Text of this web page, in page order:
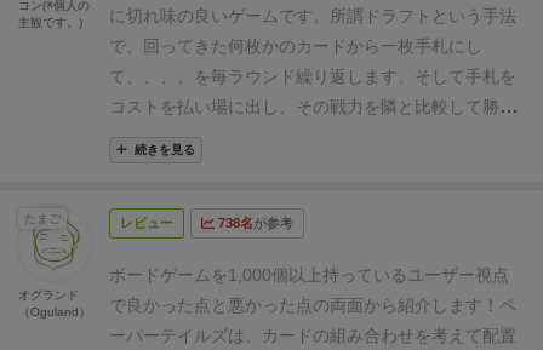
の戦争』『収入の獲得』『建設』といったフェーズを
経て、お金や得点を入手します。 この一連の流れを4
ラウンド繰り返し、最終的に得点が最も高かったユー
ザーの勝利となります。 基本的には戦略に基づいてユ
ニットを配置するのが主ですが、ユニットはラウンド
が経過すると『経年』により廃棄されてしまうので、
していく感覚も味わえ、とても楽しいです。
固まってきてしまうのがネックでしょうか。発売が決
まっている拡張セットで、戦略の幅がさらに広がれば
と思います。ゲーム自体は比較的シンプルですが、綺
に切れ味の良いゲームです。
所謂ドラフトという手法
で、回ってきた何枚かのカードから一枚手札にし
て、、、、を毎ラウンド繰り返します。そして手札を
コストを払い場に出し、その戦力を隣と比較して勝て
ば（あるいは同点なら）勝利点を得る。その後に収入
を得たり建物を建てて自分を発展させる、、、という
すが、このゲーム最大の特徴は『経年』という処理が
に置いていくのですが、次のラウンドの最後、経年ト
ークンを置く前に『既にトークンが置かれているカー
続きを見る
コン(※個人の
主観です。)
レビュー 738名が参考
ボードゲームを1,000個以上持っているユーザー視点
で良かった点と悪かった点の両面から紹介します！ ペ
ーパーテイルズは、カードの組み合わせを考えて配置
たまご
オグランド
（Oguland）